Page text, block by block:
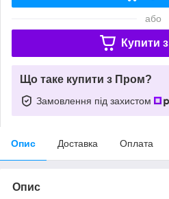
або
Купити з
Що таке купити з Пром?
Замовлення під захистом
Опис Доставка Оплата
Опис